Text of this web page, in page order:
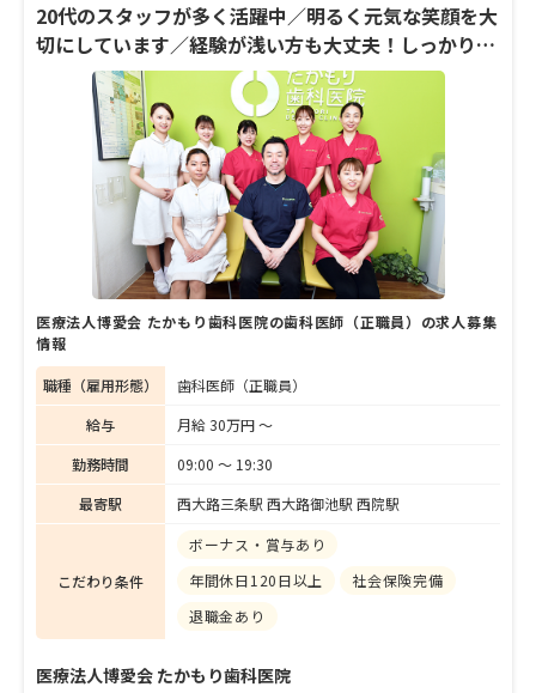
20代のスタッフが多く活躍中／明るく元気な笑顔を大
切にしています／経験が浅い方も大丈夫！しっかりと
スタッフみんなで教育！
医療法人博愛会 たかもり歯科医院の歯科医師（正職員）の求人募集
情報
職種（雇用形態）
歯科医師（正職員）
給与
月給 30万円 〜
勤務時間
09:00 〜 19:30
最寄駅
西大路三条駅 西大路御池駅 西院駅
こだわり条件
ボーナス・賞与あり
年間休日120日以上
社会保険完備
退職金あり
医療法人博愛会 たかもり歯科医院